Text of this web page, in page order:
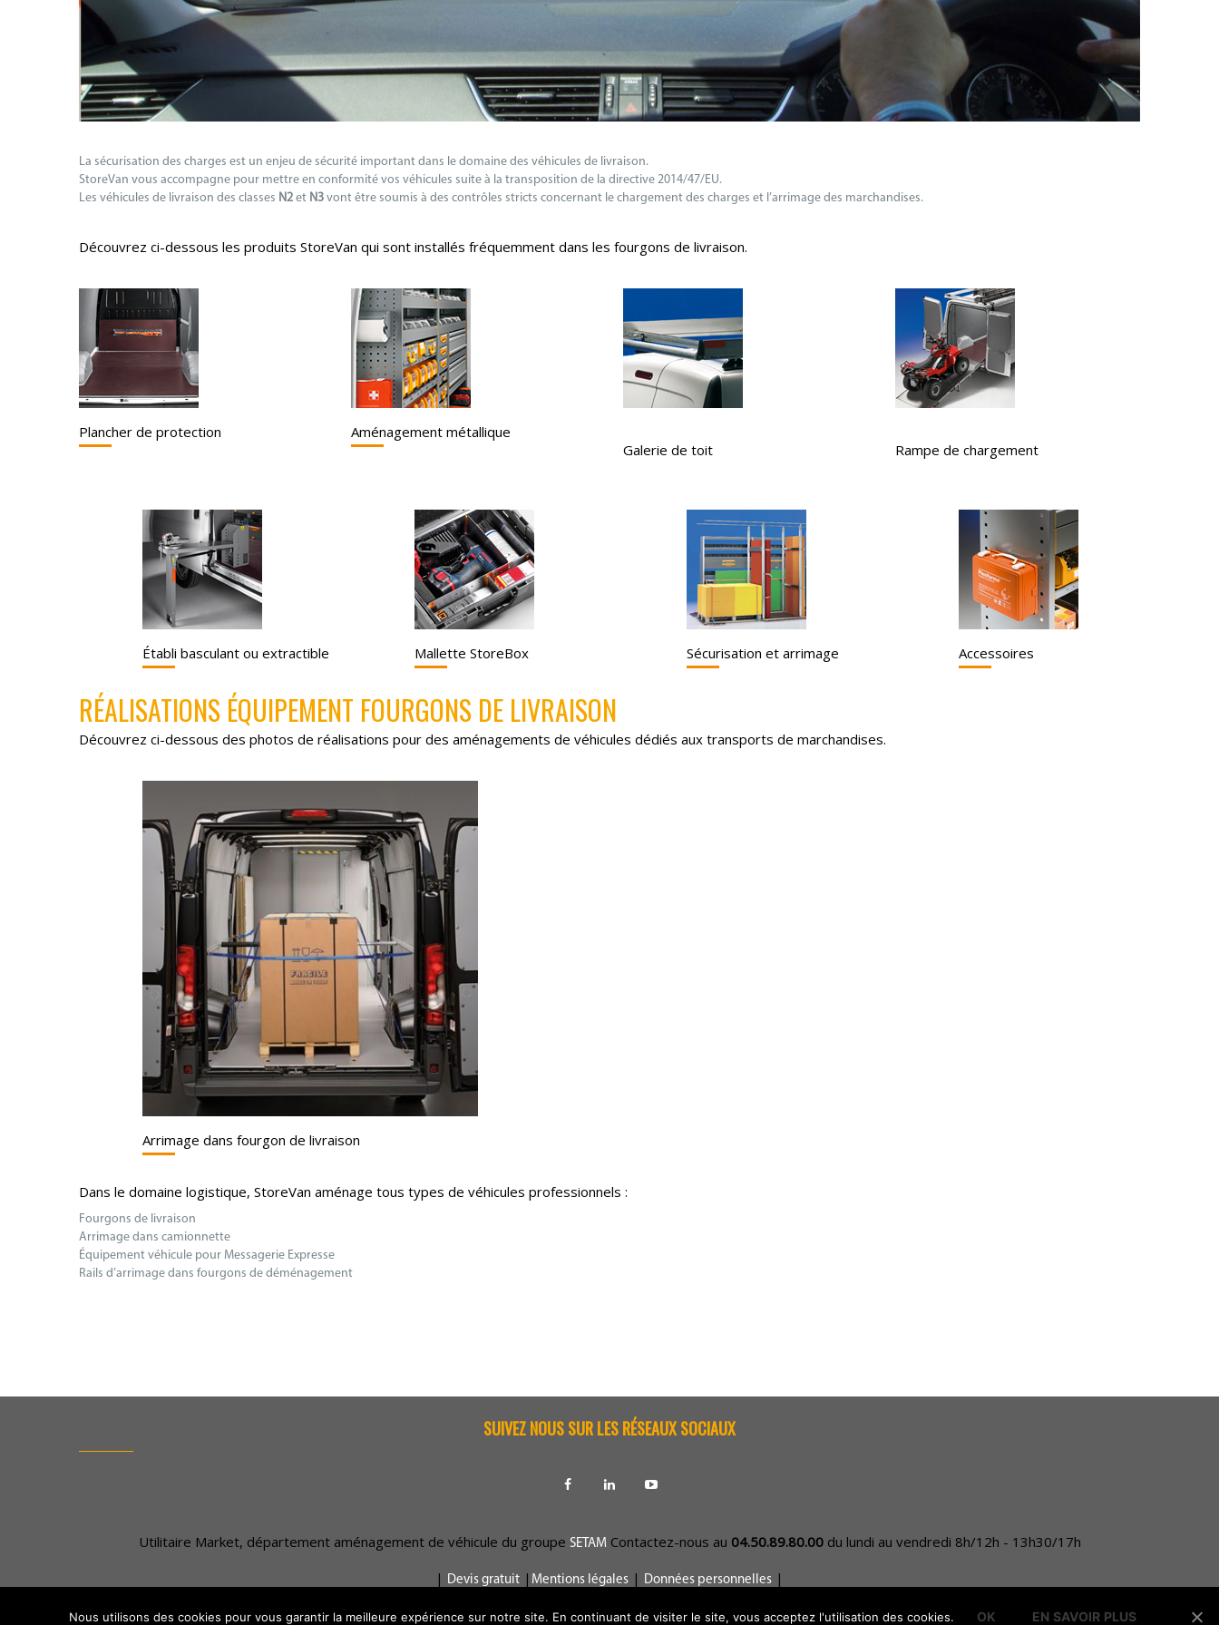
La sécurisation des charges est un enjeu de sécurité important dans le domaine des véhicules de livraison.
StoreVan vous accompagne pour mettre en conformité vos véhicules suite à la transposition de la directive 2014/47/EU.
Les véhicules de livraison des classes N2 et N3 vont être soumis à des contrôles stricts concernant le chargement des charges et l’arrimage des marchandises.
Découvrez ci-dessous les produits StoreVan qui sont installés fréquemment dans les fourgons de livraison.
Plancher de protection
Aménagement métallique
Galerie de toit
Rampe de chargement
Établi basculant ou extractible Mallette StoreBox Sécurisation et arrimage Accessoires
RÉALISATIONS ÉQUIPEMENT FOURGONS DE LIVRAISON
Découvrez ci-dessous des photos de réalisations pour des aménagements de véhicules dédiés aux transports de marchandises.
Arrimage dans fourgon de livraison
Dans le domaine logistique, StoreVan aménage tous types de véhicules professionnels :
Fourgons de livraison
Arrimage dans camionnette
Équipement véhicule pour Messagerie Expresse
Rails d’arrimage dans fourgons de déménagement
SUIVEZ NOUS SUR LES RÉSEAUX SOCIAUX
Utilitaire Market, département aménagement de véhicule du groupe SETAMContactez-nous au 04.50.89.80.00 du lundi au vendredi 8h/12h - 13h30/17h
| Devis gratuit | Mentions légales | Données personnelles |
© Tous droits réservés SETAM
Nous utilisons des cookies pour vous garantir la meilleure expérience sur notre site. En continuant de visiter le site, vous acceptez l'utilisation des cookies. OK EN SAVOIR PLUS